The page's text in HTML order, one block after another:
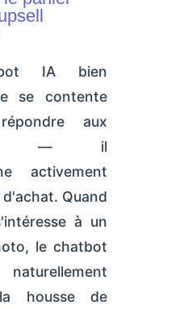
IA bien
se contente
aux
— il
activement
Quand
à un
le chatbot
housse de